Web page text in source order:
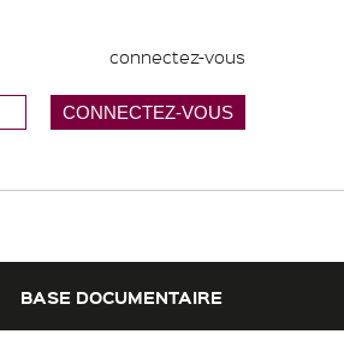
connectez-vous
BASE DOCUMENTAIRE